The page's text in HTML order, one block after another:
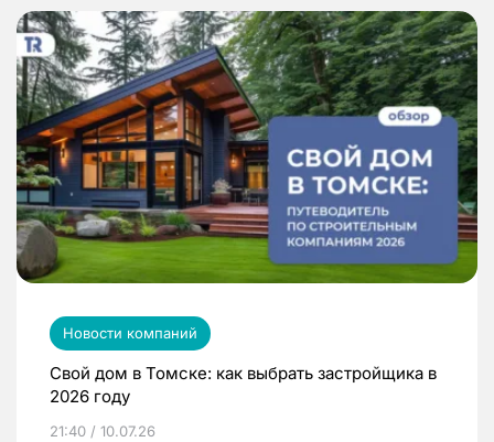
Новости компаний
Свой дом в Томске: как выбрать застройщика в
2026 году
21:40 / 10.07.26